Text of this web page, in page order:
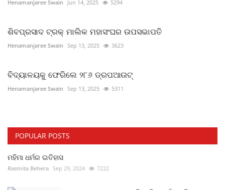
Henamanjaree Swain Jun 14, 2025 5294
ଶିବପ୍ରସାଦ ଟ୍ରକ୍‌ ମାଲିକ ମହାସଂଘର ଉପସଭାପତି
Henamanjaree Swain Sep 13, 2025 3623
ବିଦ୍ୟାଳୟକୁ ଫେରିଲେ ୨୮୬ ଡ୍ରପଆଉଟ୍‌
Henamanjaree Swain Sep 13, 2025 5311
POPULAR POSTS
ମହିମା ଧର୍ମର ଇତିହାସ
Rasmita Behera Sep 29, 2024 7222